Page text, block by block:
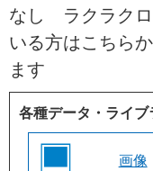
なし ラクラクロ
いる方はこちら
ます
各種データ・ライブ
画像